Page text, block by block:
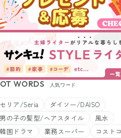
WORDS 人気ワード
セリア/Seria
ダイソー/DAISO
男の子の髪型/ヘアスタイル
風水
韓国ドラマ
業務スーパー
コストコ